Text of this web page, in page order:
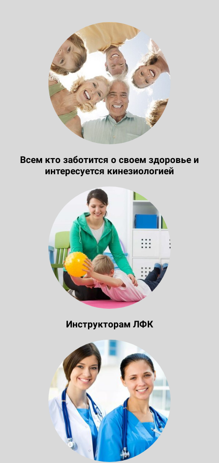
Всем кто заботится о своем здоровье и
интересуется кинезиологией
Инструкторам ЛФК